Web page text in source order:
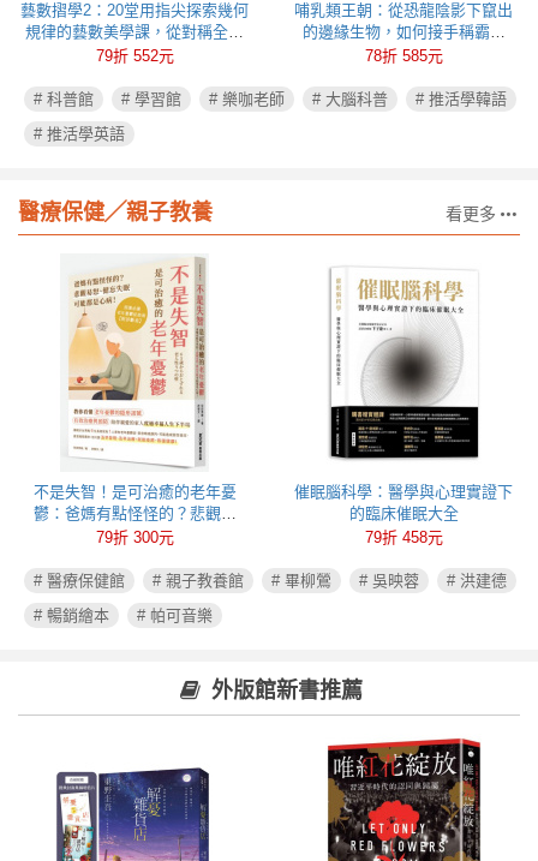
藝數摺學2：20堂用指尖探索幾何
規律的藝數美學課，從對稱全等
到比例相似，動手體驗數學之用
79折 552元
哺乳類王朝：從恐龍陰影下竄出
的邊緣生物，如何接手稱霸地
球？
78折 585元
# 科普館 # 學習館 # 樂咖老師 # 大腦科普
# 推活學韓語
# 推活學英語
醫療保健╱親子教養 看更多
不是失智！是可治癒的老年憂
鬱：爸媽有點怪怪的？悲觀易
怒、健忘失眠可能都是心病！照
79折 300元
催眠腦科學：醫學與心理實證下
的臨床催眠大全
79折 458元
# 醫療保健館 # 親子教養館 # 畢柳鶯 # 吳映蓉
# 洪建德
# 暢銷繪本
# 帕可音樂
外版館新書推薦